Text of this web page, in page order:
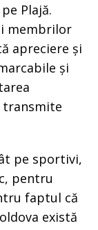
Plajă.
membrilor
apreciere și
și
transmite
pe sportivi,
pentru
faptul că
există